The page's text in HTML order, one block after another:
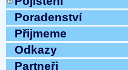
Poradenství
Přijmeme
Odkazy
Partneři